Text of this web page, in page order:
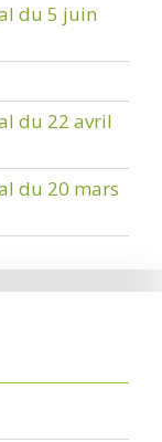
du 5 juin
du 22 avril
du 20 mars